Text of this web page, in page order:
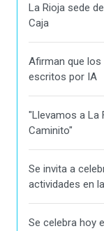
La Rioja sede
Caja
Afirman que
escritos por IA
"Llevamos a La
Caminito"
Se invita a
actividades en
Se celebra hoy